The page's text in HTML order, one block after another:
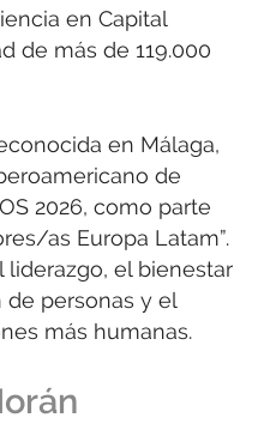
en Capital
de más de 119.000
en Málaga,
de
2026, como parte
as Europa Latam”.
liderazgo, el bienestar
personas y el
más humanas.